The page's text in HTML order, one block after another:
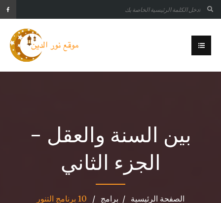
بين السنة والعقل -
الجزء الثاني
الصفحة الرئيسية برامج